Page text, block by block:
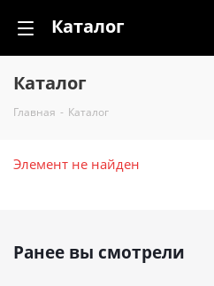
Каталог
Каталог
Главная - Каталог
Элемент не найден
Ранее вы смотрели